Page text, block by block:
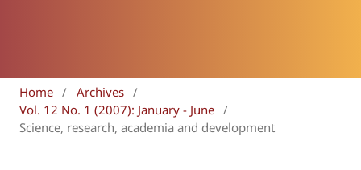
Home / Archives /
Vol. 12 No. 1 (2007): January - June /
Science, research, academia and development